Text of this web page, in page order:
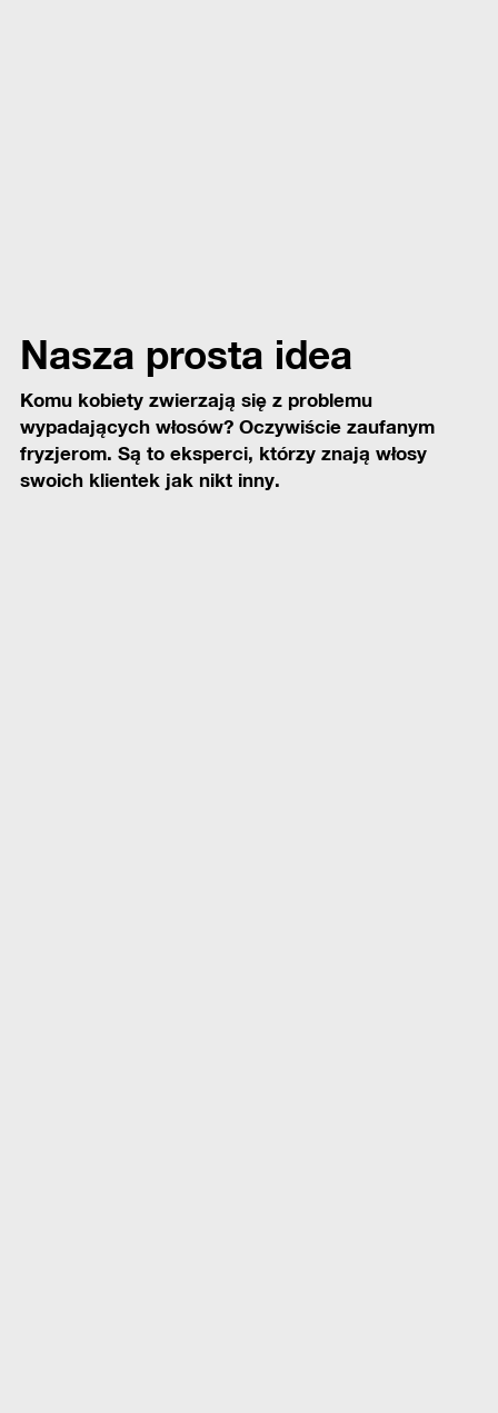
Nasza prosta idea
Komu kobiety zwierzają się z problemu
wypadających włosów? Oczywiście zaufanym
fryzjerom. Są to eksperci, którzy znają włosy
swoich klientek jak nikt inny.